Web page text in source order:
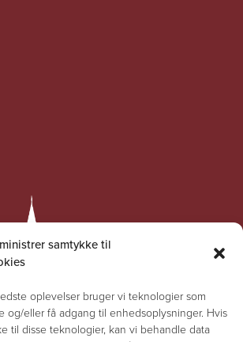
samtykke til
oplevelser bruger vi teknologier som
og/eller få adgang til enhedsoplysninger. Hvis
til disse teknologier, kan vi behandle data